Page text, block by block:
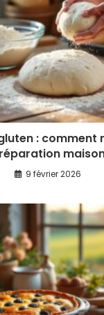
: comment
9 février 2026